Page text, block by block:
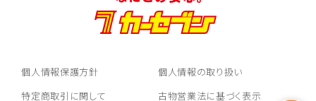
個人情報保護方針
個人情報の取り扱い
特定商取引に関して
古物営業法に基づく表示